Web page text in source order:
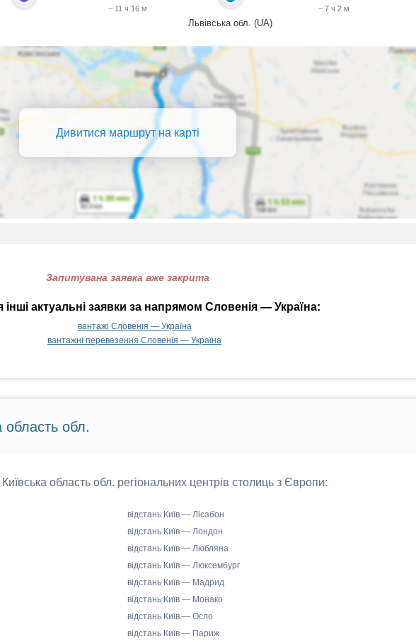
~ 11 ч 16 м
Львівська обл. (UA)
~ 7 ч 2 м
Дивитися маршрут на карті
Запитувана заявка вже закрита
інші актуальні заявки за напрямом Словенія — Україна:
вантажі Словенія — Україна
вантажні перевезення Словенія — Україна
область обл.
Київська область обл. регіональних центрів столиць з Європи:
відстань Київ — Лісабон
відстань Київ — Лондон
відстань Київ — Любляна
відстань Київ — Люксембург
відстань Київ — Мадрид
відстань Київ — Монако
відстань Київ — Осло
відстань Київ — Париж